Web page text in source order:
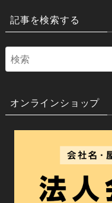
記事を検索する
オンラインショップ